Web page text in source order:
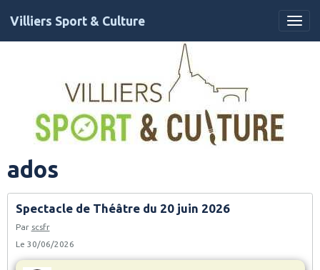
Villiers Sport & Culture
ados
Spectacle de Théâtre du 20 juin 2026
Par scsfr
Le 30/06/2026